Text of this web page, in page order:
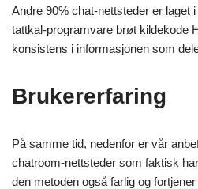
Andre 90% chat-nettsteder er laget
tattkal-programvare brøt kildekode
konsistens i informasjonen som
Brukererfaring
På samme tid, nedenfor er vår
chatroom-nettsteder som faktisk
den metoden også farlig og